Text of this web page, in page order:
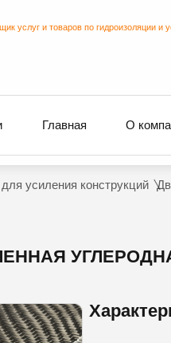
услуг и товаров по гидроизоляции и
Главная О
усиления конструкций